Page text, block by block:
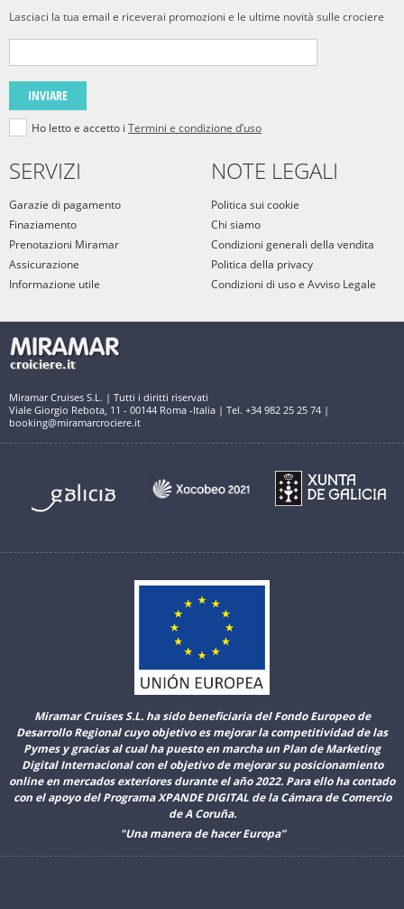
Lasciaci la tua email e riceverai promozioni e le ultime novità sulle crociere
INVIARE
Ho letto e accetto i Termini e condizione d’uso
SERVIZI
Garazie di pagamento
Finaziamento
Prenotazioni Miramar
Assicurazione
Informazione utile
NOTE LEGALI
Politica sui cookie
Chi siamo
Condizioni generali della vendita
Politica della privacy
Condizioni di uso e Avviso Legale
Miramar Cruises S.L. | Tutti i diritti riservati
Viale Giorgio Rebota, 11 - 00144 Roma -Italia | Tel. +34 982 25 25 74 |
booking@miramarcrociere.it
Miramar Cruises S.L. ha sido beneficiaria del Fondo Europeo de
Desarrollo Regional cuyo objetivo es mejorar la competitividad de las
Pymes y gracias al cual ha puesto en marcha un Plan de Marketing
Digital Internacional con el objetivo de mejorar su posicionamiento
online en mercados exteriores durante el año 2022. Para ello ha contado
con el apoyo del Programa XPANDE DIGITAL de la Cámara de Comercio
de A Coruña.
"Una manera de hacer Europa”